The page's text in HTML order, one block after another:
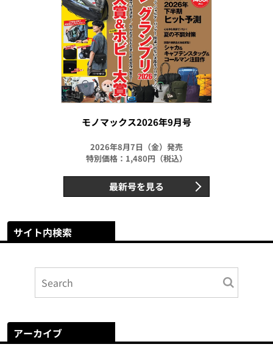
モノマックス2026年9月号
2026年8月7日（金）発売
特別価格：1,480円（税込）
最新号を見る
サイト内検索
アーカイブ